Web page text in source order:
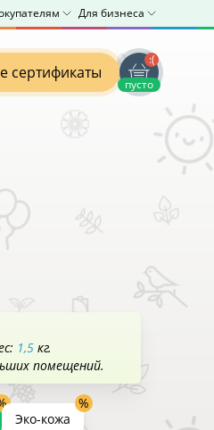
Для бизнеса
сертификаты
:(
пусто
1,5 кг.
помещений.
Эко-кожа